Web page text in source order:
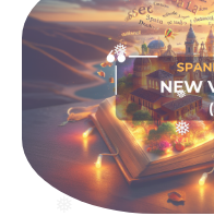
❅
❅
❅
❅